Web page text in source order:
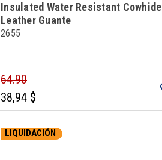
Insulated Water Resistant Cowhide
Leather Guante
2655
64.90
38,94 $
LIQUIDACIÓN